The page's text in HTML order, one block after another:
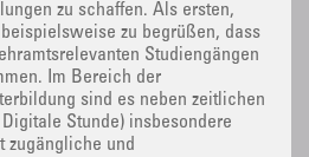
zu schaffen. Als ersten,
zu begrüßen, dass
Studiengängen
Im Bereich der
sind es neben zeitlichen
Stunde) insbesondere
zugängliche und